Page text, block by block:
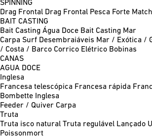
SPINNING
Drag Frontal Drag Frontal Pesca Forte
BAIT CASTING
Bait Casting Água Doce Bait Casting Mar
Carpa Surf Desembraiáveis Mar / Exótica /
/ Costa / Barco Corrico Elétrico Bobinas
CANAS
AGUA DOCE
Inglesa
Francesa telescópica Francesa rápida
Bombette Inglesa
Feeder / Quiver Carpa
Truta
Truta isco natural Truta regulável Lançado
Poissonmort